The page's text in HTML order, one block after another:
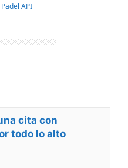
Padel API
cita con
todo lo alto